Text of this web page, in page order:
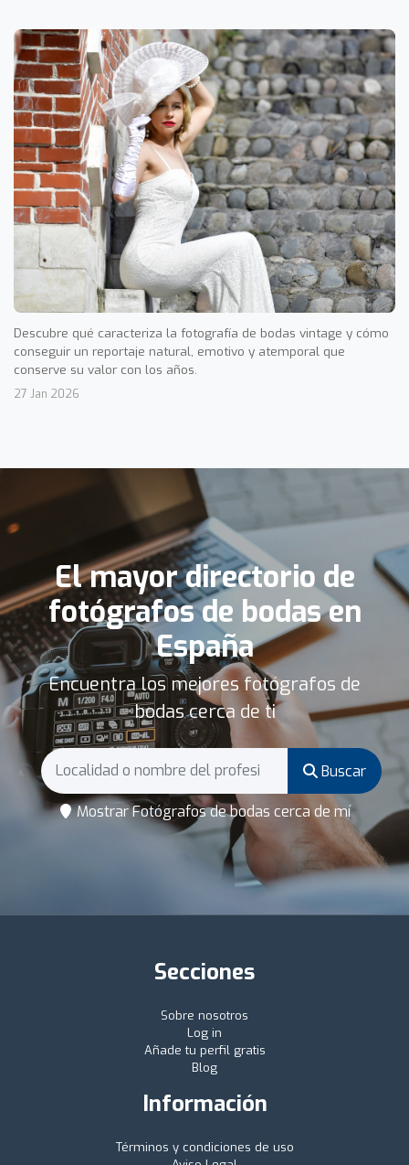
Descubre qué caracteriza la fotografía de bodas vintage y cómo
conseguir un reportaje natural, emotivo y atemporal que
conserve su valor con los años.
27 Jan 2026
El mayor directorio de
fotógrafos de bodas en
España
Encuentra los mejores fotógrafos de
bodas cerca de ti
Buscar
Mostrar Fotógrafos de bodas cerca de mí
Secciones
Sobre nosotros
Log in
Añade tu perfil gratis
Blog
Información
Términos y condiciones de uso